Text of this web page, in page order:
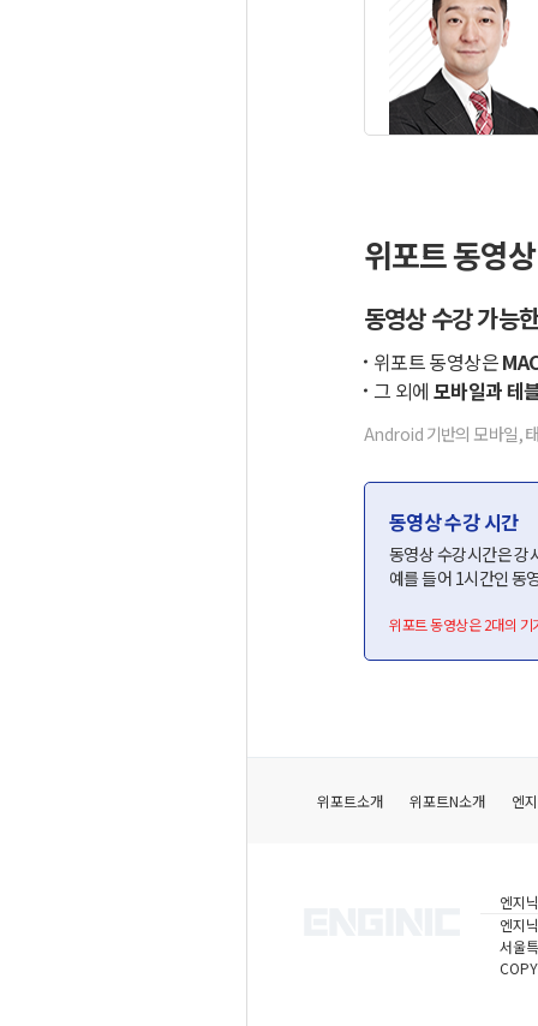
위포트 동영
동영상 수강 가능
위포트 동영상은
그 외에 모바일과 테
Android 기반의 모바일,
동영상 수강 시간
동영상 수강시간은 강
예를 들어 1시간인 동
위포트 동영상은 2대의
위포트소개 위포트N소개 엔
엔지
엔지
서울